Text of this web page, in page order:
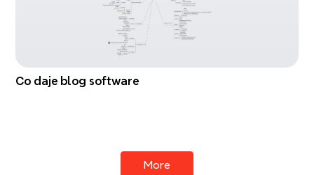
Co daje blog software
More